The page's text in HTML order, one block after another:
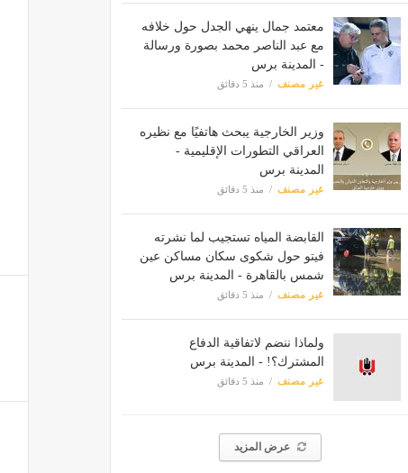
معتمد جمال ينهي الجدل حول خلافه
مع عبد الناصر محمد بصورة ورسالة
- المدينة برس
غير مصنف منذ 5 دقائق
وزير الخارجية يبحث هاتفيًا مع نظيره
العراقي التطورات الإقليمية -
المدينة برس
غير مصنف منذ 5 دقائق
القابضة المياه تستجيب لما نشرته
فيتو حول شكوى سكان مساكن عين
شمس بالقاهرة - المدينة برس
غير مصنف منذ 5 دقائق
ولماذا ننضم لاتفاقية الدفاع
المشترك؟! - المدينة برس
غير مصنف منذ 5 دقائق
عرض المزيد